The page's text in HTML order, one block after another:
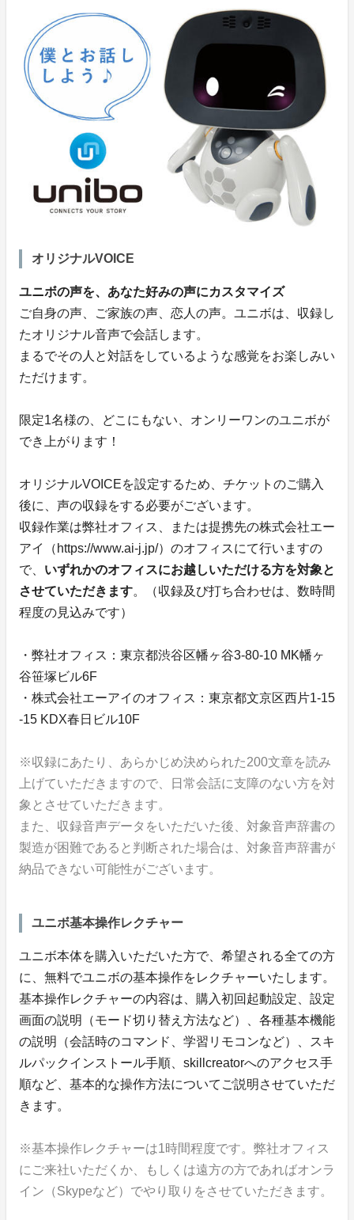
オリジナルVOICE
ユニボの声を、あなた好みの声にカスタマイズ
ご自身の声、ご家族の声、恋人の声。ユニボは、収録し
たオリジナル音声で会話します。
まるでその人と対話をしているような感覚をお楽しみい
ただけます。
限定1名様の、どこにもない、オンリーワンのユニボが
でき上がります！
オリジナルVOICEを設定するため、チケットのご購入
後に、声の収録をする必要がございます。
収録作業は弊社オフィス、または提携先の株式会社エー
アイ（https://www.ai-j.jp/）のオフィスにて行いますの
で、 いずれかのオフィスにお越しいただける方を対象と
させていただきます。（収録及び打ち合わせは、数時間
程度の見込みです）
・弊社オフィス：東京都渋谷区幡ヶ谷3-80-10 MK幡ヶ
谷笹塚ビル6F
・株式会社エーアイのオフィス：東京都文京区西片1-15
-15 KDX春日ビル10F
※収録にあたり、あらかじめ決められた200文章を読み
上げていただきますので、日常会話に支障のない方を対
象とさせていただきます。
また、収録音声データをいただいた後、対象音声辞書の
製造が困難であると判断された場合は、対象音声辞書が
納品できない可能性がございます。
ユニボ基本操作レクチャー
ユニボ本体を購入いただいた方で、希望される全ての方
に、無料でユニボの基本操作をレクチャーいたします。
基本操作レクチャーの内容は、購入初回起動設定、設定
画面の説明（モード切り替え方法など）、各種基本機能
の説明（会話時のコマンド、学習リモコンなど）、スキ
ルパックインストール手順、skillcreatorへのアクセス手
順など、基本的な操作方法についてご説明させていただ
きます。
※基本操作レクチャーは1時間程度です。弊社オフィス
にご来社いただくか、もしくは遠方の方であればオンラ
イン（Skypeなど）でやり取りをさせていただきます。